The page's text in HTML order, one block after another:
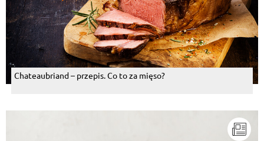
Chateaubriand – przepis. Co to za mięso?